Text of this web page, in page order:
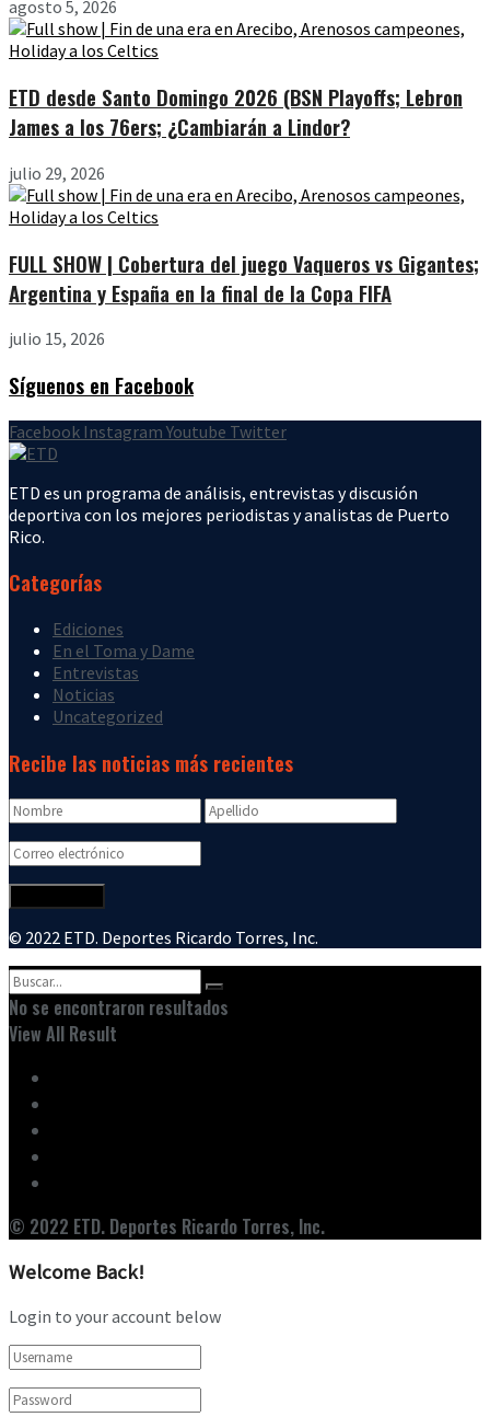
agosto 5, 2026
ETD desde Santo Domingo 2026 (BSN Playoffs; Lebron
James a los 76ers; ¿Cambiarán a Lindor?
julio 29, 2026
FULL SHOW | Cobertura del juego Vaqueros vs Gigantes;
Argentina y España en la final de la Copa FIFA
julio 15, 2026
Síguenos en Facebook
Facebook Instagram Youtube Twitter
ETD es un programa de análisis, entrevistas y discusión
deportiva con los mejores periodistas y analistas de Puerto
Rico.
Categorías
Ediciones
En el Toma y Dame
Entrevistas
Noticias
Uncategorized
Recibe las noticias más recientes
© 2022 ETD. Deportes Ricardo Torres, Inc.
No se encontraron resultados
View All Result
© 2022 ETD. Deportes Ricardo Torres, Inc.
Welcome Back!
Login to your account below